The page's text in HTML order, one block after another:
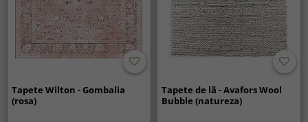
Tapete Wilton - Gombalia
(rosa)
Tapete de lã - Avafors Wool
Bubble (natureza)